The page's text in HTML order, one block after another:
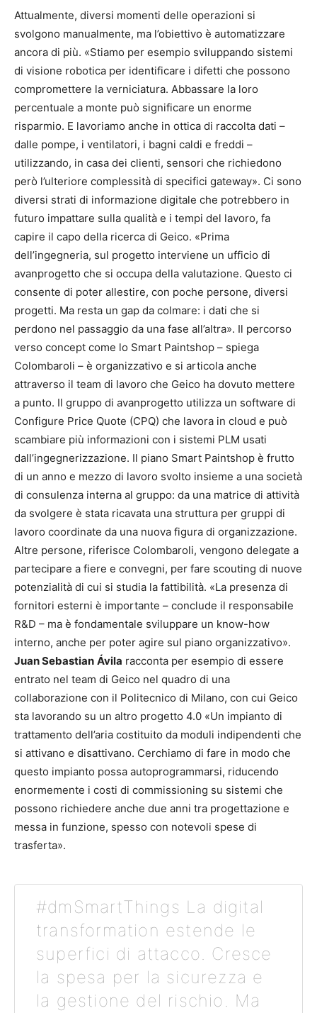
Attualmente, diversi momenti delle operazioni si
svolgono manualmente, ma l’obiettivo è automatizzare
ancora di più. «Stiamo per esempio sviluppando sistemi
di visione robotica per identificare i difetti che possono
compromettere la verniciatura. Abbassare la loro
percentuale a monte può significare un enorme
risparmio. E lavoriamo anche in ottica di raccolta dati –
dalle pompe, i ventilatori, i bagni caldi e freddi –
utilizzando, in casa dei clienti, sensori che richiedono
però l’ulteriore complessità di specifici gateway». Ci sono
diversi strati di informazione digitale che potrebbero in
futuro impattare sulla qualità e i tempi del lavoro, fa
capire il capo della ricerca di Geico. «Prima
dell’ingegneria, sul progetto interviene un ufficio di
avanprogetto che si occupa della valutazione. Questo ci
consente di poter allestire, con poche persone, diversi
progetti. Ma resta un gap da colmare: i dati che si
perdono nel passaggio da una fase all’altra». Il percorso
verso concept come lo Smart Paintshop – spiega
Colombaroli – è organizzativo e si articola anche
attraverso il team di lavoro che Geico ha dovuto mettere
a punto. Il gruppo di avanprogetto utilizza un software di
Configure Price Quote (CPQ) che lavora in cloud e può
scambiare più informazioni con i sistemi PLM usati
dall’ingegnerizzazione. Il piano Smart Paintshop è frutto
di un anno e mezzo di lavoro svolto insieme a una società
di consulenza interna al gruppo: da una matrice di attività
da svolgere è stata ricavata una struttura per gruppi di
lavoro coordinate da una nuova figura di organizzazione.
Altre persone, riferisce Colombaroli, vengono delegate a
partecipare a fiere e convegni, per fare scouting di nuove
potenzialità di cui si studia la fattibilità. «La presenza di
fornitori esterni è importante – conclude il responsabile
R&D – ma è fondamentale sviluppare un know-how
interno, anche per poter agire sul piano organizzativo».
Juan Sebastian Ávila racconta per esempio di essere
entrato nel team di Geico nel quadro di una
collaborazione con il Politecnico di Milano, con cui Geico
sta lavorando su un altro progetto 4.0 «Un impianto di
trattamento dell’aria costituito da moduli indipendenti che
si attivano e disattivano. Cerchiamo di fare in modo che
questo impianto possa autoprogrammarsi, riducendo
enormemente i costi di commissioning su sistemi che
possono richiedere anche due anni tra progettazione e
messa in funzione, spesso con notevoli spese di
trasferta».
#dmSmartThings La digital
transformation estende le
superfici di attacco. Cresce
la spesa per la sicurezza e
la gestione del rischio. Ma